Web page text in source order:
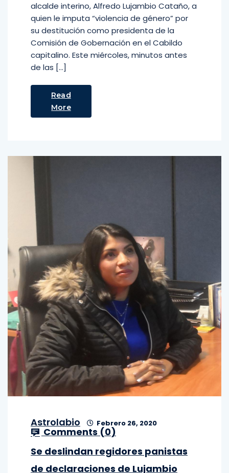
alcalde interino, Alfredo Lujambio Cataño, a
quien le imputa “violencia de género” por
su destitución como presidenta de la
Comisión de Gobernación en el Cabildo
capitalino. Este miércoles, minutos antes
de las […]
Read
More
Astrolabio Febrero 26, 2020
Comments (0)
Se deslindan regidores panistas
de declaraciones de Lujambio